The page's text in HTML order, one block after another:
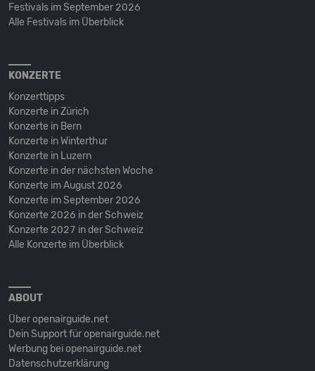
Festivals im September 2026
Alle Festivals im Überblick
KONZERTE
Konzerttipps
Konzerte in Zürich
Konzerte in Bern
Konzerte in Winterthur
Konzerte in Luzern
Konzerte in der nächsten Woche
Konzerte im August 2026
Konzerte im September 2026
Konzerte 2026 in der Schweiz
Konzerte 2027 in der Schweiz
Alle Konzerte im Überblick
ABOUT
Über openairguide.net
Dein Support für openairguide.net
Werbung bei openairguide.net
Datenschutz­erklärung